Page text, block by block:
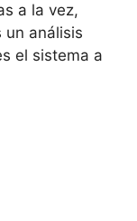
a la vez,
un análisis
el sistema a